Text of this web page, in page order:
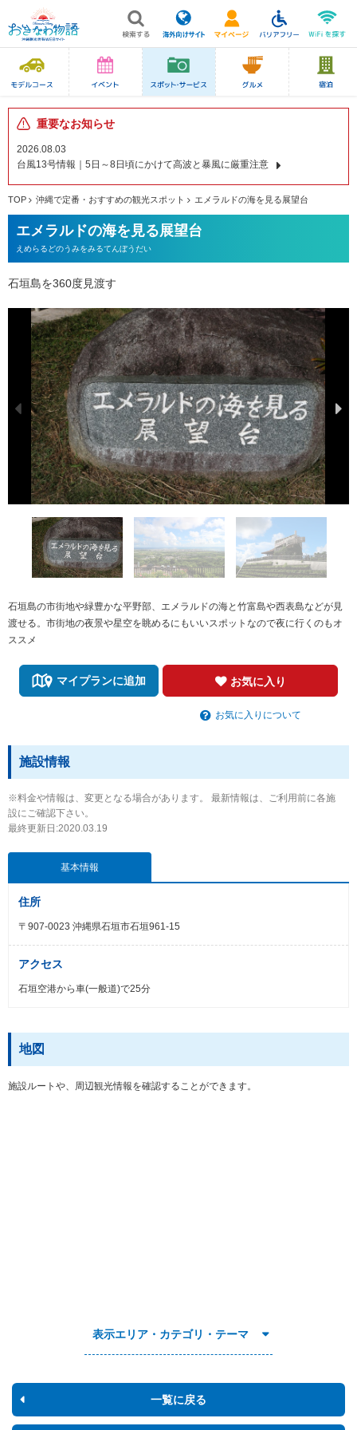
重要なお知らせ
2026.08.03
台風13号情報｜5日～8日頃にかけて高波と暴風に厳重注意
TOP 沖縄で定番・おすすめの観光スポット エメラルドの海を見る展望台
エメラルドの海を見る展望台
えめらるどのうみをみるてんぼうだい
石垣島を360度見渡す
石垣島の市街地や緑豊かな平野部、エメラルドの海と竹富島や西表島などが見
渡せる。市街地の夜景や星空を眺めるにもいいスポットなので夜に行くのもオ
ススメ
マイプランに追加 お気に入り
お気に入りについて
施設情報
※料金や情報は、変更となる場合があります。 最新情報は、ご利用前に各施
設にご確認下さい。
最終更新日:2020.03.19
基本情報
住所
〒907-0023 沖縄県石垣市石垣961-15
アクセス
石垣空港から車(一般道)で25分
地図
施設ルートや、周辺観光情報を確認することができます。
表示エリア・カテゴリ・テーマ
一覧に戻る